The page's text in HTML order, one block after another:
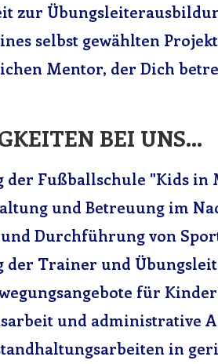
zur
selbst gewählten
Mentor, der Dich
BEI UNS...
der Fußballschule "Kids in
und Betreuung im
Durchführung von
der Trainer und
für
und administrative
in